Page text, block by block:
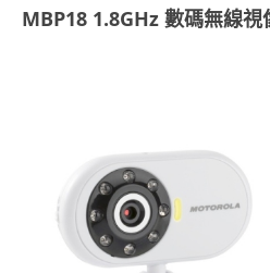
MBP18 1.8GHz 數碼無線視